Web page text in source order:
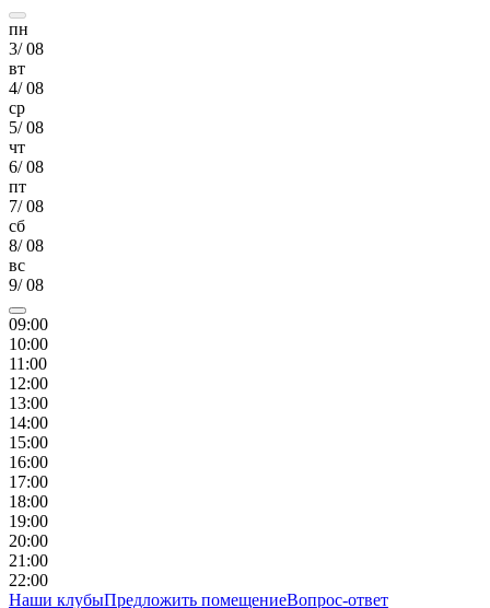
пн
3/08
вт
4/08
ср
5/08
чт
6/08
пт
7/08
сб
8/08
вс
9/08
09:00
10:00
11 :00
12:00
13:00
14:00
15:00
16:00
17:00
18:00
19:00
20:00
21 :00
22:00
Наши клубыПредложить помещениеВопрос-ответ